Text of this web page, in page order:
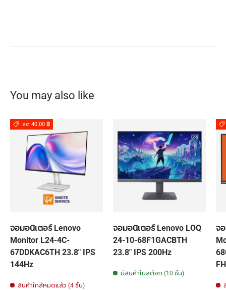
You may also like
ลด 40.00 ฿
จอมอนิเตอร์ Lenovo
Monitor L24-4C-
67DDKAC6TH 23.8" IPS
144Hz
สินค้าใกล้หมดแล้ว (4 ชิ้น)
จอมอนิเตอร์ Lenovo LOQ
24-10-68F1GACBTH
23.8" IPS 200Hz
มีสินค้าในสต็อก (10 ชิ้น)
จ